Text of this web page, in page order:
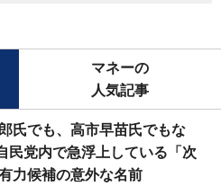
マネーの
人気記事
氏でも、高市早苗氏でもな
民党内で急浮上している「次
力候補の意外な名前